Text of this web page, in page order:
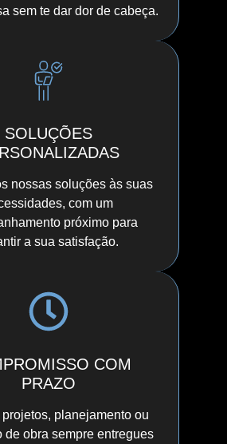
sem te dar dor de cabeça.
SOLUÇÕES
nossas soluções às suas
com um
próximo para
a sua satisfação.
COM
PRAZO
projetos, planejamento ou
de obra sempre entregues